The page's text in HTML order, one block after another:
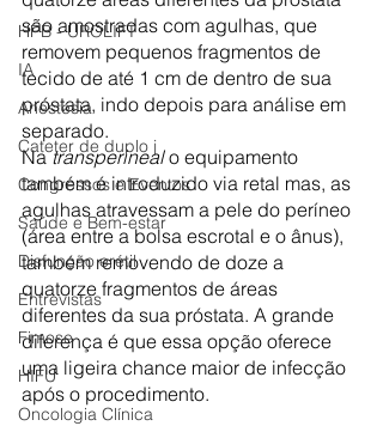
HPB - UROLIFT
IA
Anestesia
Cateter de duplo j
Congressos e Eventos
Saúde e Bem-estar
Disfunção erétil
Entrevistas
Fimose
HIFU
Oncologia Clínica
são amostradas com agulhas, que
removem pequenos fragmentos de
tecido de até 1 cm de dentro de sua
próstata, indo depois para análise em
separado.
Na transperineal o equipamento
também é introduzido via retal mas, as
agulhas atravessam a pele do períneo
(área entre a bolsa escrotal e o ânus),
também removendo de doze a
quatorze fragmentos de áreas
diferentes da sua próstata. A grande
diferença é que essa opção oferece
uma ligeira chance maior de infecção
após o procedimento.